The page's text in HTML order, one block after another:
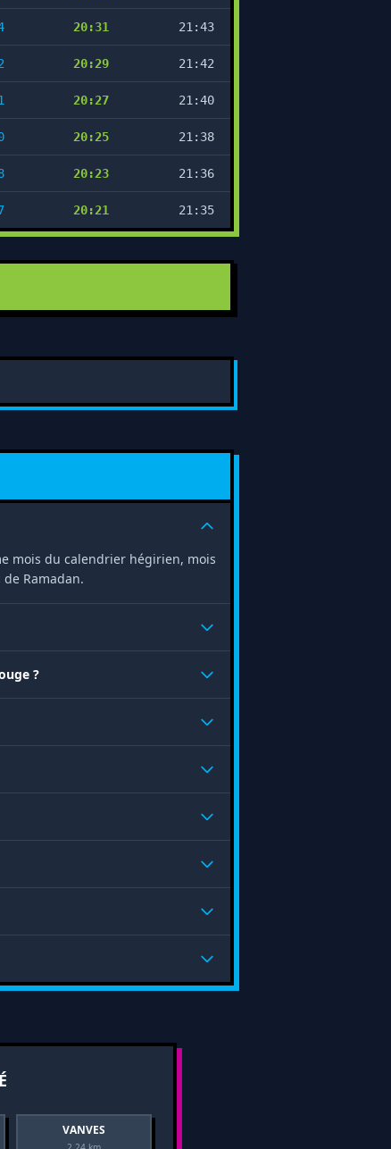
20:31 21:43
20:29 21:42
20:27 21:40
20:25 21:38
20:23 21:36
20:21 21:35
mois du calendrier hégirien, mois
Ramadan.
?
VANVES